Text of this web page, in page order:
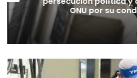
ONU por su
Preocupación
por